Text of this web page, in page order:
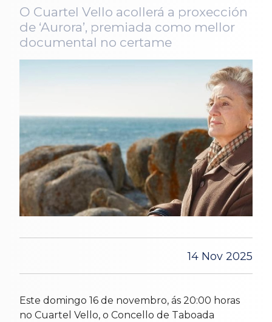
O Cuartel Vello acollerá a proxección
de ‘Aurora’, premiada como mellor
documental no certame
14 Nov 2025
Este domingo 16 de novembro, ás 20:00 horas
no Cuartel Vello, o Concello de Taboada